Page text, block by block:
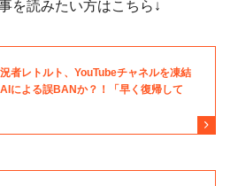
を読みたい方はこちら↓